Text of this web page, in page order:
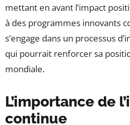
mettant en avant l’impact
à des programmes innovants
s’engage dans un processus
qui pourrait renforcer sa
mondiale.
L’importance de
continue